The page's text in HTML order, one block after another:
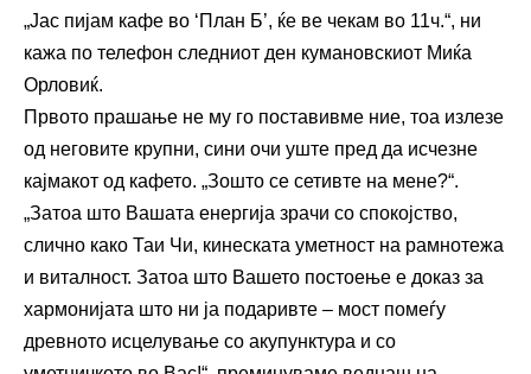
„Јас пијам кафе во ‘План Б’, ќе ве чекам во 11ч.“, ни
кажа по телефон следниот ден кумановскиот Миќа
Орловиќ.
Првото прашање не му го поставивме ние, тоа излезе
од неговите крупни, сини очи уште пред да исчезне
кајмакот од кафето. „Зошто се сетивте на мене?“.
„Затоа што Вашата енергија зрачи со спокојство,
слично како Таи Чи, кинеската уметност на рамнотежа
и виталност. Затоа што Вашето постоење е доказ за
хармонијата што ни ја подаривте – мост помеѓу
древното исцелување со акупунктура и со